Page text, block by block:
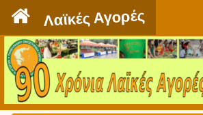
Λαϊκές Αγορές